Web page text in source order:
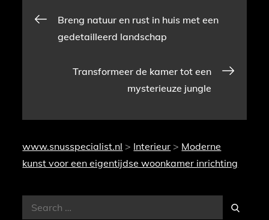
Bericht
navigatie
Breng natuur en rust in huis met een
gedetailleerd landschap
Transformeer de kamer tot een
mysterieuze jungle
www.snusspecialist.nl > Interieur > Moderne
kunst voor een eigentijdse woonkamer inrichting
Search
Search